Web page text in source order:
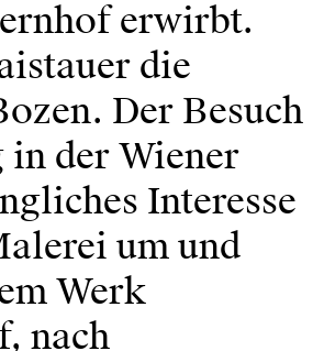
erwirbt.
die
Der Besuch
in der Wiener
Interesse
um und
Werk
nach